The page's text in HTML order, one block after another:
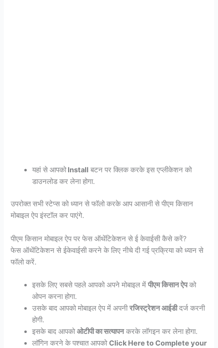
यहां से आपकोInstall बटन पर क्लिक करके इस एप्लीकेशन को
डाउनलोड कर लेना होगा.
उपरोक्त सभी स्टेप्स को ध्यान से फॉलो करके आप आसानी से पीएम किसान
मोबाइल ऐप इंस्टॉल कर पाएंगे.
पीएम किसान मोबाइल ऐप पर फेस ऑथेंटिकेशन से ई केवाईसी कैसे करें?
फेस ऑथेंटिकेशन से ईकेवाईसी करने के लिए नीचे दी गई प्रक्रिया को ध्यान से
फॉलो करें.
इसके लिए सबसे पहले आपको अपने मोबाइल मेंपीएम किसान ऐपको
ओपन करना होगा.
उसके बाद आपको मोबाइल ऐप में अपनीरजिस्ट्रेशन आईडीदर्ज करनी
होगी.
इसके बाद आपकोओटीपी का सत्यापनकरके लॉगइन कर लेना होगा.
लॉगिन करने के पश्चात आपकोClick Here to Complete your